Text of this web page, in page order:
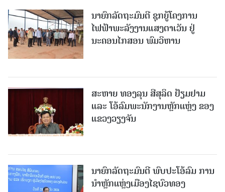
ນາຍົກລັດຖະມົນຕີ ຊຸກຍູ້ໂຄງການ
ໄຟຟ້າພະລັງງານແສງຕາເວັນ ຢູ່
ນະຄອນໄກສອນ ພົມວິຫານ
ສະຫາຍ ທອງລຸນ ສີສຸລິດ ຢ້ຽມຢາມ
ແລະ ໂອ້ລົມພະນັກງານຫຼັກແຫຼ່ງ ຂອງ
ແຂວງວຽງຈັນ
ນາຍົກລັດຖະມົນຕີ ພົບປະໂອ້ລົມ ການ
ນຳຫຼັກແຫຼ່ງເມືອງໄຊບົວທອງ